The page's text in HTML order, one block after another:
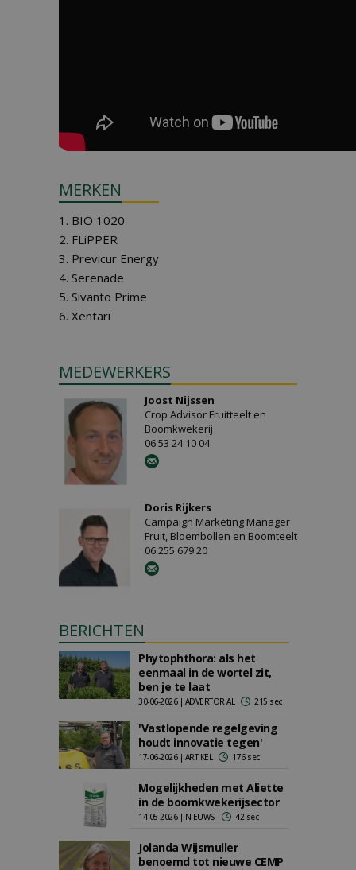
MERKEN
1. BIO 1020
2. FLiPPER
3. Previcur Energy
4. Serenade
5. Sivanto Prime
6. Xentari
MEDEWERKERS
Joost Nijssen
Crop Advisor Fruitteelt en
Boomkwekerij
06 53 24 10 04
Doris Rijkers
Campaign Marketing Manager
Fruit, Bloembollen en Boomteelt
06 255 679 20
BERICHTEN
Phytophthora: als het
eenmaal in de wortel zit,
ben je te laat
30-06-2026 | ADVERTORIAL 215 sec
'Vastlopende regelgeving
houdt innovatie tegen'
17-06-2026 | ARTIKEL 176 sec
Mogelijkheden met Aliette
in de boomkwekerijsector
14-05-2026 | NIEUWS 42 sec
Jolanda Wijsmuller
benoemd tot nieuwe CEMP